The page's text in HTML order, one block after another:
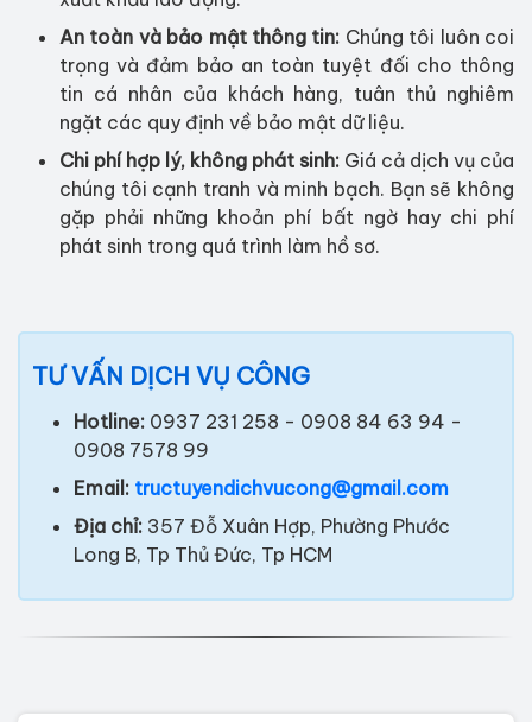
An toàn và bảo mật thông tin: Chúng tôi luôn coi
trọng và đảm bảo an toàn tuyệt đối cho thông
tin cá nhân của khách hàng, tuân thủ nghiêm
ngặt các quy định về bảo mật dữ liệu.
Chi phí hợp lý, không phát sinh: Giá cả dịch vụ của
chúng tôi cạnh tranh và minh bạch. Bạn sẽ không
gặp phải những khoản phí bất ngờ hay chi phí
phát sinh trong quá trình làm hồ sơ.
TƯ VẤN DỊCH VỤ CÔNG
Hotline: 0937 231 258 - 0908 84 63 94 -
0908 7578 99
Email: tructuyendichvucong@gmail.com
Địa chỉ: 357 Đỗ Xuân Hợp, Phường Phước
Long B, Tp Thủ Đức, Tp HCM